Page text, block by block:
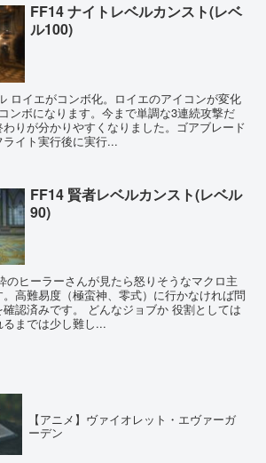
FF14 ナイトレベルカンスト(レベ
ル100)
ロイエがコンボ化。ロイエのアイコンが変化
ンボになります。今まで単調な3連続攻撃だ
りが分かりやすくなりました。ゴアブレード
イト実行後に実行...
FF14 賢者レベルカンスト(レベル
90)
のヒーラーさんが見たら怒りそうなマクロ主
高難易度（極蛮神、零式）に行かなければ問
認済みです。 どんなジョブか 役割としては
までは少し難し...
【アニメ】ヴァイオレット・エヴァーガ
ーデン